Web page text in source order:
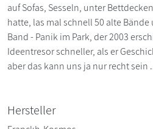
auf Sofas, Sesseln, unter
hatte, las mal schnell 50 alte
Band - Panik im Park, der 2003
Ideentresor schneller, als er
aber das kann uns ja nur recht sein
Hersteller